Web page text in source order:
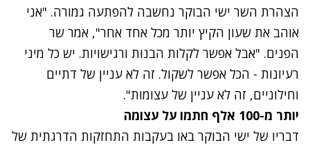
הצהרת השר ישי הבוקר נחשבה להפתעה גמורה. "אני
אוהב את שעון הקיץ יותר מכל אחד אחר", אמר שר
הפנים. "אבל אפשר לקלות הבנות ורגישויות. יש כל מיני
רעיונות - הכל אפשר לשקול. זה לא עניין של דתיים
וחילוניים, זה לא עניין של עצומות".
יותר מ-100 אלף חתמו על עצומה
דבריו של ישי הבוקר באו בעקבות התחזקות הדרגתית של